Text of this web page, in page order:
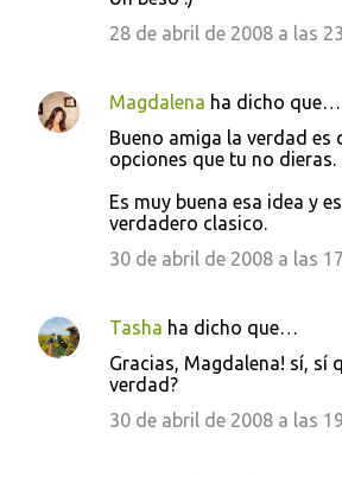
28 de abril de 2008 a las
Magdalena ha dicho que…
Bueno amiga la verdad es
opciones que tu no dieras.
Es muy buena esa idea y
verdadero clasico.
30 de abril de 2008 a las
Tasha ha dicho que…
Gracias, Magdalena! sí, sí
verdad?
30 de abril de 2008 a las